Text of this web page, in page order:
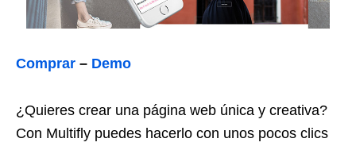
Comprar – Demo
¿Quieres crear una página web única y creativa?
Con Multifly puedes hacerlo con unos pocos clics